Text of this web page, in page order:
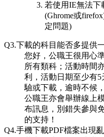
若使用IE無法下
(Ghrome或
定問題)
Q3.下載的科目能否多提供
您好，公職王很用心
所有類科；活動時間
利，活動日期至少有
驗或下載，逾時不候
公職王亦會舉辦線上
布訊息，別錯失參與
的支持！
Q4.手機下載PDF檔案出現